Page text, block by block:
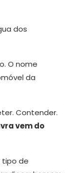
dos
O nome
da
Contender.
vem do
tipo de